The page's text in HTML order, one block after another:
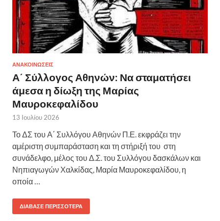
ΑΝΑΚΟΙΝΩΣΕΙΣ
Α΄ Σύλλογος Αθηνών: Να σταματήσει
άμεσα η δίωξη της Μαρίας
Μαυροκεφαλίδου
13 Ιουλίου 2026
Το ΔΣ του Α΄ Συλλόγου Αθηνών Π.Ε. εκφράζει την
αμέριστη συμπαράσταση και τη στήριξή του στη
συνάδελφο, μέλος του Δ.Σ. του Συλλόγου δασκάλων και
Νηπιαγωγών Χαλκίδας, Μαρία Μαυροκεφαλίδου, η
οποία …
ΔΙΆΒΑΣΕ ΠΕΡΙΣΣΌΤΕΡΑ